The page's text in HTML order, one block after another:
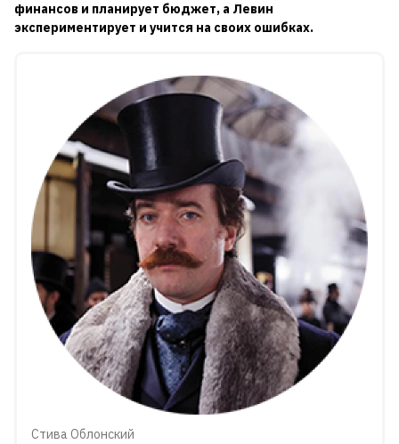
финансов и планирует бюджет, а Левин
экспериментирует и учится на своих ошибках.
Стива Облонский